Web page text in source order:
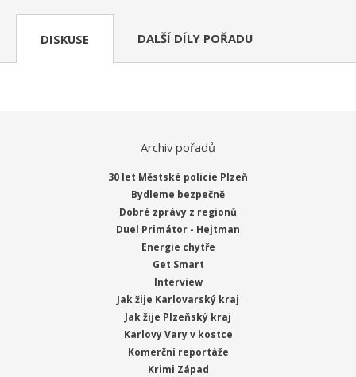
DISKUSE DALŠÍ DÍLY POŘADU
Archiv pořadů
30 let Městské policie Plzeň
Bydleme bezpečně
Dobré zprávy z regionů
Duel Primátor - Hejtman
Energie chytře
Get Smart
Interview
Jak žije Karlovarský kraj
Jak žije Plzeňský kraj
Karlovy Vary v kostce
Komerční reportáže
Krimi Západ